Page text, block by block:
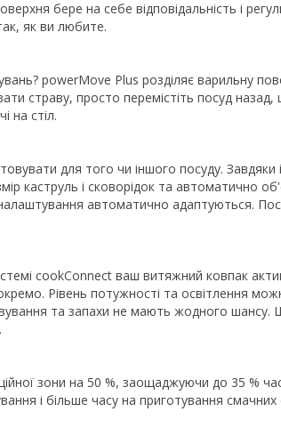
бере на себе відповідальність і
як ви любите.
powerMove Plus розділяє варильну
страву, просто перемістіть посуд
на стіл.
для того чи іншого посуду.
каструль і сковорідок та автоматично
автоматично адаптуються.
cookConnect ваш витяжний ковпак
Рівень потужності та освітлення
та запахи не мають жодного шансу.
зони на 50 %, заощаджуючи до 35 %
і більше часу на приготування смачних